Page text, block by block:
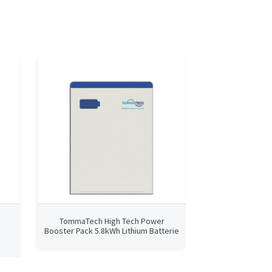
TommaTech High Tech Power
Booster Pack 5.8kWh Lithium Batterie